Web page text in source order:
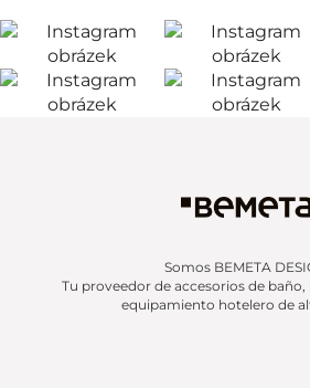
Somos BEMETA
Tu proveedor de accesorios de baño,
equipamiento hotelero de